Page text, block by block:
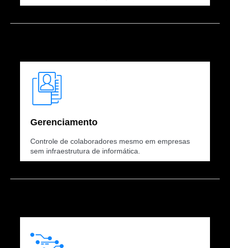
Gerenciamento
Controle de colaboradores mesmo em empresas
sem infraestrutura de informática.